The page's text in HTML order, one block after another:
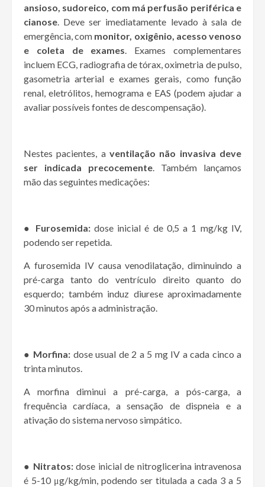
ansioso, sudoreico, com má perfusão periférica e
cianose. Deve ser imediatamente levado à sala de
emergência, com monitor, oxigênio, acesso venoso
e coleta de exames. Exames complementares
incluem ECG, radiografia de tórax, oximetria de pulso,
gasometria arterial e exames gerais, como função
renal, eletrólitos, hemograma e EAS (podem ajudar a
avaliar possíveis fontes de descompensação).
Nestes pacientes, a ventilação não invasiva deve
ser indicada precocemente. Também lançamos
mão das seguintes medicações:
● Furosemida:dose inicial é de 0,5 a 1 mg/kg IV,
podendo ser repetida.
A furosemida IV causa venodilatação, diminuindo a
pré-carga tanto do ventrículo direito quanto do
esquerdo; também induz diurese aproximadamente
30 minutos após a administração.
● Morfina: dose usual de 2 a 5 mg IV a cada cinco a
trinta minutos.
A morfina diminui a pré-carga, a pós-carga, a
frequência cardíaca, a sensação de dispneia e a
ativação do sistema nervoso simpático.
● Nitratos:dose inicial de nitroglicerina intravenosa
é 5-10 μg/kg/min, podendo ser titulada a cada 3 a 5